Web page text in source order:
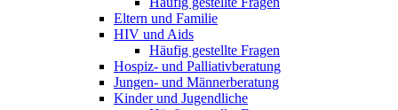
Eltern und Familie
HIV und Aids
Häufig gestellte Fragen
Hospiz- und Palliativberatung
Jungen- und Männerberatung
Kinder und Jugendliche